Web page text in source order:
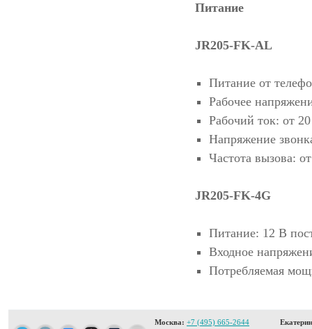
Питание
JR205-FK-AL
Питание от
Рабочее
Рабочий ток: от
Напряжение
Частота вызова:
JR205-FK-4G
Питание: 12 В
Входное
Потребляемая
Москва: +7 (495) 665-2644